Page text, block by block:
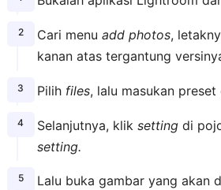
Cari menu add photos,
kanan atas tergantung
Pilih files, lalu masukan preset
Selanjutnya, klik settingdi
setting.
Lalu buka gambar yang akan